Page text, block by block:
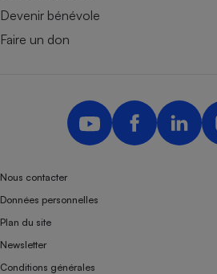
Devenir bénévole
Faire un don
Nous contacter
Données personnelles
Plan du site
Newsletter
Conditions générales